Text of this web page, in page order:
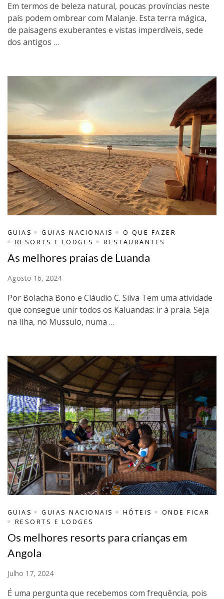
Em termos de beleza natural, poucas províncias neste
país podem ombrear com Malanje. Esta terra mágica,
de paisagens exuberantes e vistas imperdíveis, sede
dos antigos …
GUIAS GUIAS NACIONAIS
O QUE FAZER
RESORTS E LODGES
RESTAURANTES
As melhores praias de Luanda
Agosto 16, 2024
Por Bolacha Bono e Cláudio C. Silva Tem uma atividade
que consegue unir todos os Kaluandas: ir à praia. Seja
na Ilha, no Mussulo, numa …
GUIAS GUIAS NACIONAIS HÓTEIS
ONDE FICAR
RESORTS E LODGES
Os melhores resorts para crianças em
Angola
Julho 17, 2024
É uma pergunta que recebemos com frequência, pois